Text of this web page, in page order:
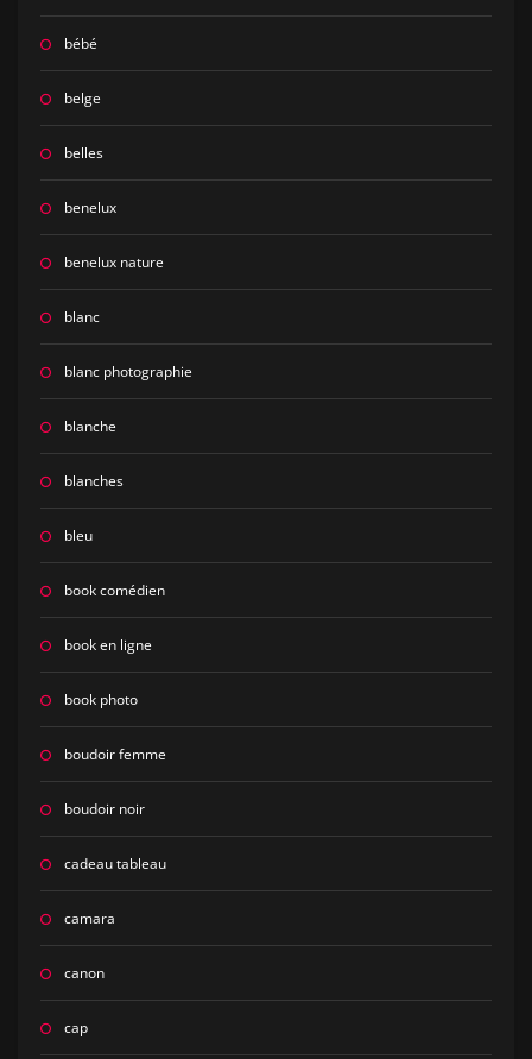
bébé
belge
belles
benelux
benelux nature
blanc
blanc photographie
blanche
blanches
bleu
book comédien
book en ligne
book photo
boudoir femme
boudoir noir
cadeau tableau
camara
canon
cap